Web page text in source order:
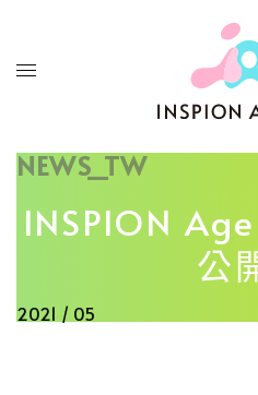
NEWS_TW
INSPION
公
2021 / 05